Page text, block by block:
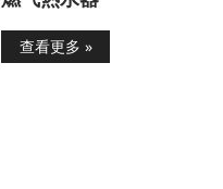
查看更多 »